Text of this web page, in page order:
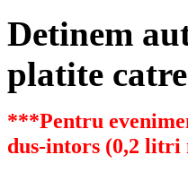
Detinem
platite
***Pentru
dus-intors (0,2